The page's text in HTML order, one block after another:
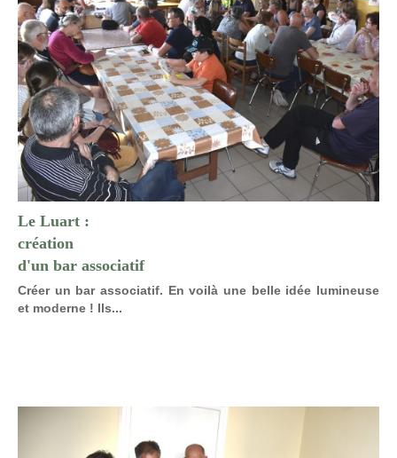
Le Luart :
création
d'un bar associatif
Créer un bar associatif. En voilà une belle idée lumineuse
et moderne ! Ils...